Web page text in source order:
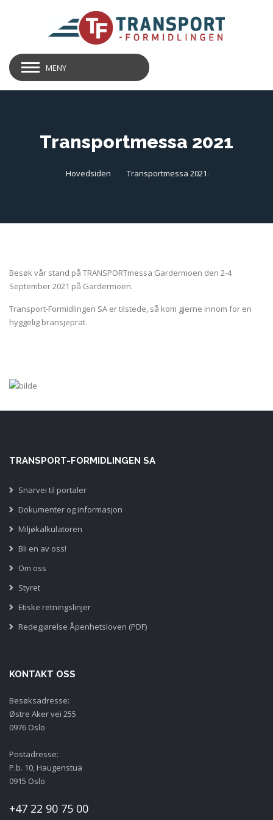
MENY
Transportmessa 2021
Hovedsiden -
Transportmessa 2021
Besøk vår stand på TRANSPORTmessa Gardermoen den 2-4
September 2021 på Gardermoen.
Transport-Formidlingen SA er tilstede, så kom gjerne innom for en
hyggelig bransjeprat.
TRANSPORT-FORMIDLINGEN SA
Snarvei til portaler
Dokumenter og informasjon
Miljøkalkulatoren
Bli en av oss!
Om oss
Styret
Etiske retningslinjer
Redegjørelse Åpenhetsloven (PDF)
KONTAKT OSS
Besøksadresse:
Østre Aker vei 255
0976 Oslo
Postadresse:
P.b. 10, Haugenstua
0915 Oslo
+47 22 90 75 00